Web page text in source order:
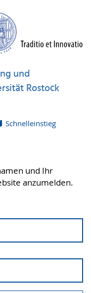
und
Rostock
Schnelleinstieg
und Ihr
anzumelden.